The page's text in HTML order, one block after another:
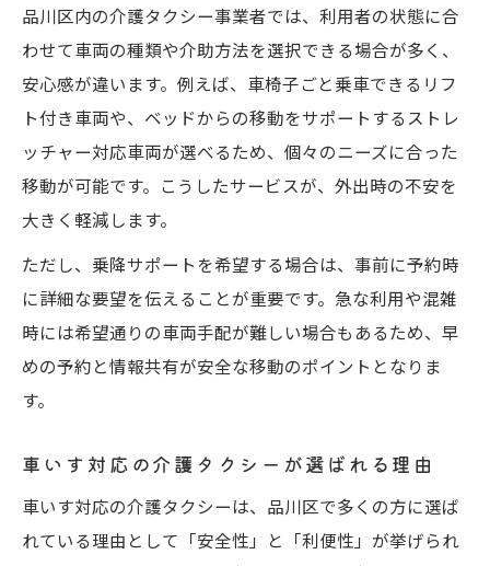
品川区内の介護タクシー事業者では、利用者の状態に合
わせて車両の種類や介助方法を選択できる場合が多く、
安心感が違います。例えば、車椅子ごと乗車できるリフ
ト付き車両や、ベッドからの移動をサポートするストレ
ッチャー対応車両が選べるため、個々のニーズに合った
移動が可能です。こうしたサービスが、外出時の不安を
大きく軽減します。
ただし、乗降サポートを希望する場合は、事前に予約時
に詳細な要望を伝えることが重要です。急な利用や混雑
時には希望通りの車両手配が難しい場合もあるため、早
めの予約と情報共有が安全な移動のポイントとなりま
す。
車いす対応の介護タクシーが選ばれる理由
車いす対応の介護タクシーは、品川区で多くの方に選ば
れている理由として「安全性」と「利便性」が挙げられ